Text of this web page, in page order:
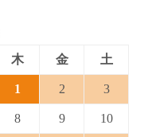
木 金 土
1 2 3
8 9 10